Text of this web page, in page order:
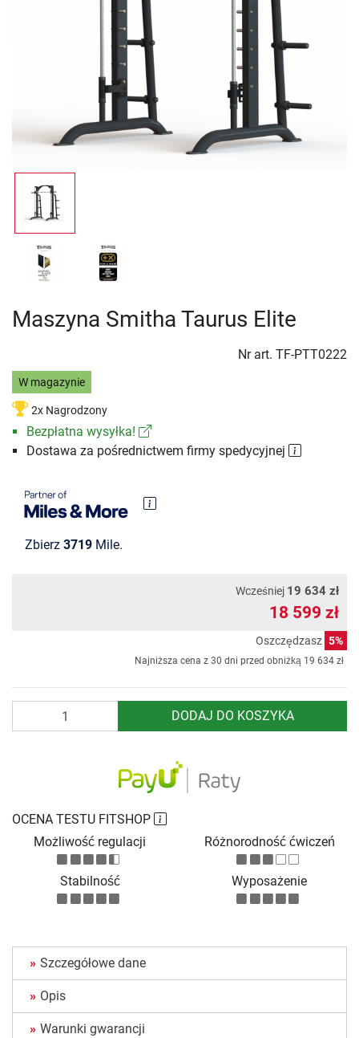
Maszyna Smitha Taurus Elite
Nr art. TF-PTT0222
W magazynie
2x Nagrodzony
Bezpłatna wysyłka!
Dostawa za pośrednictwem firmy spedycyjnej
Zbierz 3719 Mile.
Wcześniej 19 634 zł
18 599 zł
Oszczędzasz 5%
Najniższa cena z 30 dni przed obniżką 19 634 zł
DODAJ DO KOSZYKA
OCENA TESTU FITSHOP
Możliwość regulacji
Różnorodność ćwiczeń
Stabilność Wyposażenie
Szczegółowe dane
Opis
Warunki gwarancji